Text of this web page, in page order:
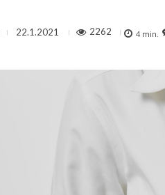
22.1.2021 2262 4 min.